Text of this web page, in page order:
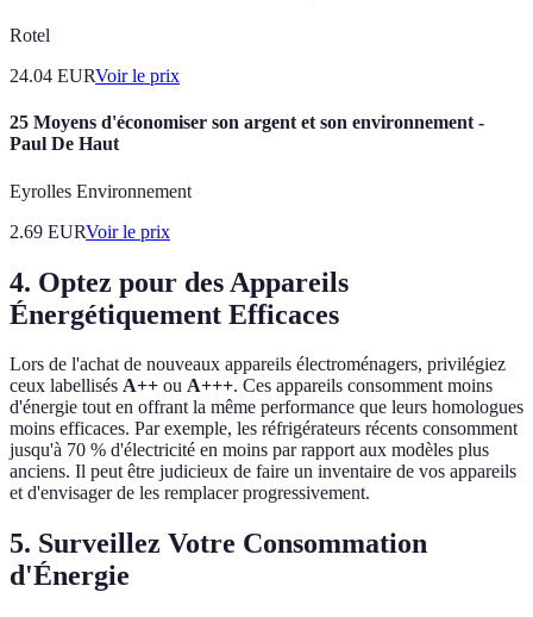
Rotel
24.04 EURVoir le prix
25 Moyens d'économiser son argent et son environnement -
Paul De Haut
Eyrolles Environnement
2.69 EURVoir le prix
4. Optez pour des Appareils
Énergétiquement Efficaces
Lors de l'achat de nouveaux appareils électroménagers, privilégiez
ceux labellisés A++ ou A+++. Ces appareils consomment moins
d'énergie tout en offrant la même performance que leurs homologues
moins efficaces. Par exemple, les réfrigérateurs récents consomment
jusqu'à 70 % d'électricité en moins par rapport aux modèles plus
anciens. Il peut être judicieux de faire un inventaire de vos appareils
et d'envisager de les remplacer progressivement.
5. Surveillez Votre Consommation
d'Énergie